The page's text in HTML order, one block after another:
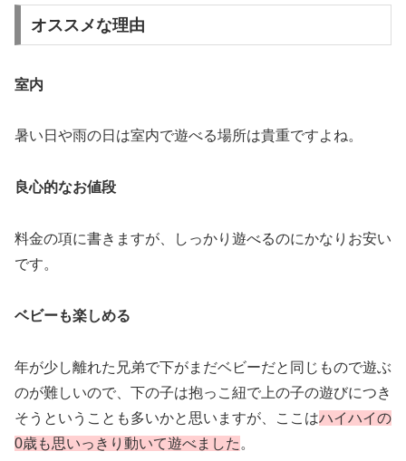
オススメな理由
室内
暑い日や雨の日は室内で遊べる場所は貴重ですよね。
良心的なお値段
料金の項に書きますが、しっかり遊べるのにかなりお安い
です。
ベビーも楽しめる
年が少し離れた兄弟で下がまだベビーだと同じもので遊ぶ
のが難しいので、下の子は抱っこ紐で上の子の遊びにつき
そうということも多いかと思いますが、ここはハイハイの
0歳も思いっきり動いて遊べました 。